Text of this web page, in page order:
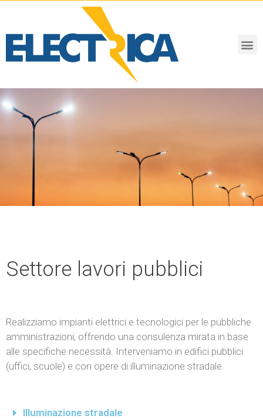
Settore lavori pubblici
Realizziamo impianti elettrici e tecnologici per le pubbliche
amministrazioni, offrendo una consulenza mirata in base
alle specifiche necessità. Interveniamo in edifici pubblici
(uffici, scuole) e con opere di illuminazione stradale.
Illuminazione stradale